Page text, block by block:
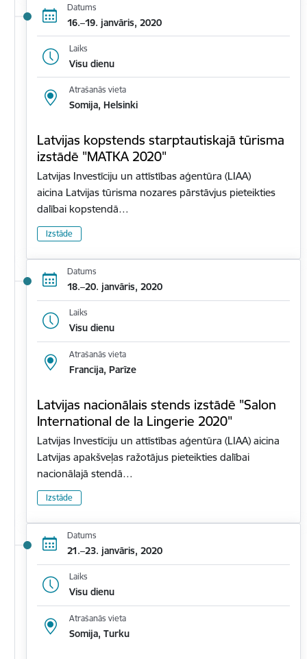
Datums
16.–19. janvāris, 2020
Laiks
Visu dienu
Atrašanās vieta
Somija, Helsinki
Latvijas kopstends starptautiskajā tūrisma
izstādē "MATKA 2020"
Latvijas Investīciju un attīstības aģentūra (LIAA)
aicina Latvijas tūrisma nozares pārstāvjus pieteikties
dalībai kopstendā…
Izstāde
Datums
18.–20. janvāris, 2020
Laiks
Visu dienu
Atrašanās vieta
Francija, Parīze
Latvijas nacionālais stends izstādē "Salon
International de la Lingerie 2020"
Latvijas Investīciju un attīstības aģentūra (LIAA) aicina
Latvijas apakšveļas ražotājus pieteikties dalībai
nacionālajā stendā…
Izstāde
Datums
21.–23. janvāris, 2020
Laiks
Visu dienu
Atrašanās vieta
Somija, Turku